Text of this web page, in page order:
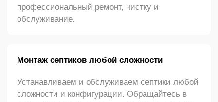
профессиональный ремонт, чистку и
обслуживание.
Монтаж септиков любой сложности
Устанавливаем и обслуживаем септики любой
сложности и конфигурации. Обращайтесь в